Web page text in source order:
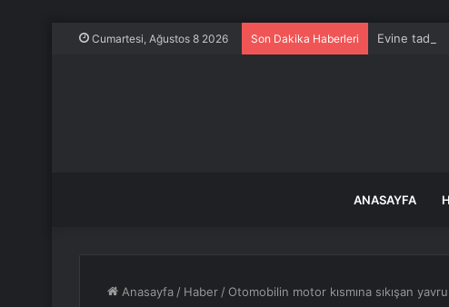
Cumartesi, Ağustos 8 2026 Son Dakika Haberleri Evine
ANASAYFA
Anasayfa / Haber / Otomobilin motor kısmına sıkışan